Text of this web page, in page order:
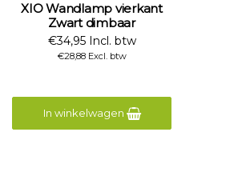
XIO Wandlamp vierkant
Zwart dimbaar
€34,95 Incl. btw
€28,88 Excl. btw
In winkelwagen